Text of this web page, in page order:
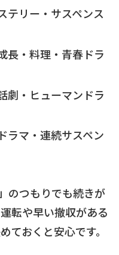
テリー・サスペンス
長・料理・青春ドラ
劇・ヒューマンドラ
ラマ・連続サスペン
のつもりでも続きが
転や早い撤収がある
ておくと安心です。